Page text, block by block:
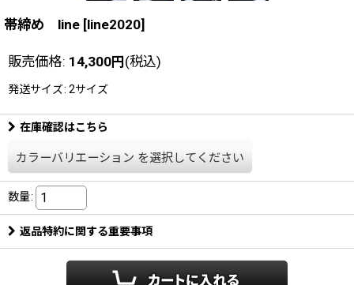
帯締め line [line2020]
販売価格: 14,300円(税込)
発送サイズ: 2サイズ
在庫確認はこちら
カラーバリエーション を選択してください
数量:
返品特約に関する重要事項